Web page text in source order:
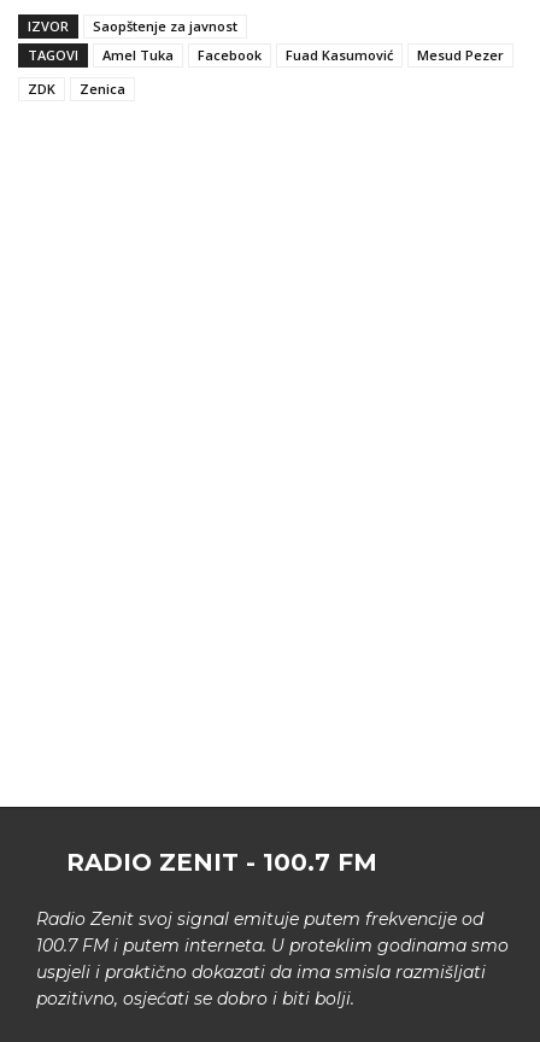
IZVOR
Saopštenje za javnost
TAGOVI
Amel Tuka Facebook Fuad Kasumović
Mesud Pezer
ZDK
Zenica
RADIO ZENIT - 100.7 FM
Radio Zenit svoj signal emituje putem frekvencije od
100.7 FM i putem interneta. U proteklim godinama smo
uspjeli i praktično dokazati da ima smisla razmišljati
pozitivno, osjećati se dobro i biti bolji.